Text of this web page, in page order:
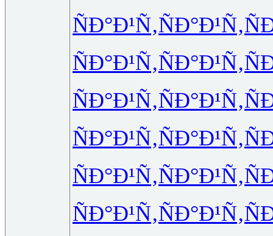
ÑÐ°Ð¹Ñ‚ÑÐ°Ð¹Ñ‚
ÑÐ°Ð¹Ñ‚ÑÐ°Ð¹Ñ‚
ÑÐ°Ð¹Ñ‚ÑÐ°Ð¹Ñ‚
ÑÐ°Ð¹Ñ‚ÑÐ°Ð¹Ñ‚
ÑÐ°Ð¹Ñ‚ÑÐ°Ð¹Ñ‚
ÑÐ°Ð¹Ñ‚ÑÐ°Ð¹Ñ‚